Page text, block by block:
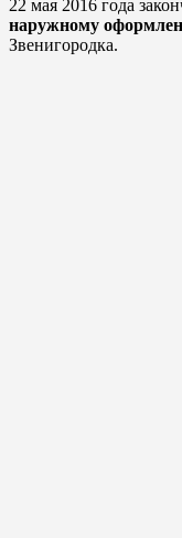
22 мая 2016 года
наружному
Звенигородка.